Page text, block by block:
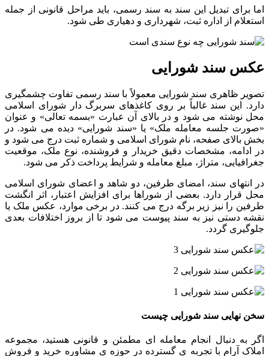
اما برای تبدیل این سند به سند رسمی، باید مراحل قانونی از جمله
استعلام از اداره ثبت، شهرداری و دهیاری طی شود.
عکس سند شورایی
تصویر ظاهری سند شورایی معمولاً با سند رسمی تفاوت چشمگیری
دارد. این سند غالباً بر روی کاغذهای سربرگ دار شورای اسلامی
محل نوشته می شود و در بالای آن عبارت «بسمه تعالی» و عنوان
«صورت جلسه معامله ملک» یا «سند شورایی» دیده می شود. در
بخش بالای صفحه، نام شورای اسلامی و شماره ثبت درج می شود و
در ادامه، مشخصات دقیق خریدار و فروشنده، نوع ملک، موقعیت
جغرافیایی، متراژ، مبلغ معامله و شرایط پرداخت ذکر می شود.
در انتهای سند، امضای طرفین، دو شاهد و اعضای شورای اسلامی
محل قرار دارد. بعضی از شوراها برای افزایش اعتبار، اثر انگشت
طرفین را نیز زیر برگه درج می کنند. در برخی موارد، عکس ملک یا
نقشه دستی نیز به سند پیوست می شود تا از بروز اختلافات بعدی
جلوگیری گردد.
سخن نهایی سند شورایی چیست
اگر به دنبال انجام معامله ای مطمئن و قانونی هستید، مجموعه
املاک آرام با تجربه ی گسترده در حوزه ی مشاوره خرید و فروش